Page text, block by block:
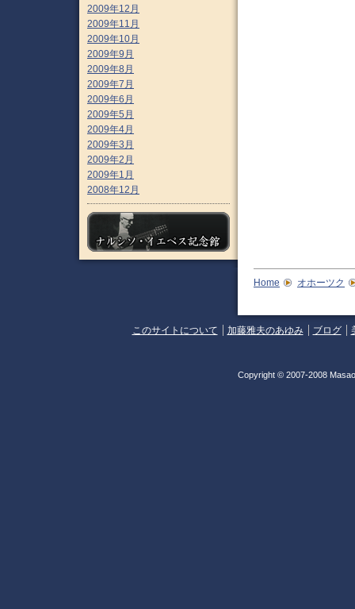
2009年12月
2009年11月
2009年10月
2009年9月
2009年8月
2009年7月
2009年6月
2009年5月
2009年4月
2009年3月
2009年2月
2009年1月
2008年12月
Home オホーツク
このサイトについて 加藤雅夫のあゆみ ブログ
Copyright © 2007-2008